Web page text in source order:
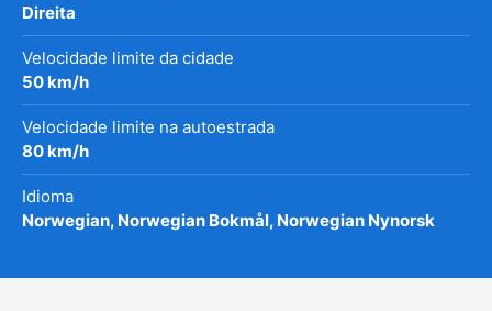
Direita
Velocidade limite da cidade
50 km/h
Velocidade limite na autoestrada
80 km/h
Idioma
Norwegian, Norwegian Bokmål, Norwegian Nynorsk